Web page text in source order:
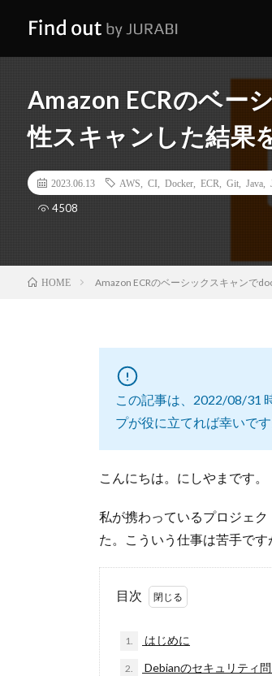
Amazon ECRのベー
性スキャンした結果
2023.06.13 AWS CI, Docker, ECR Git, Java,
4508
HOME Amazon ECRのベーシックスキャンで
この記事は、2022/08/31
プが役に立てれば幸いです
こんにちは。にしやまです。
私が携わっているプロジェ
た。こういう仕事は苦手で
目次
1. はじめに
2. Debianのセキュリティ